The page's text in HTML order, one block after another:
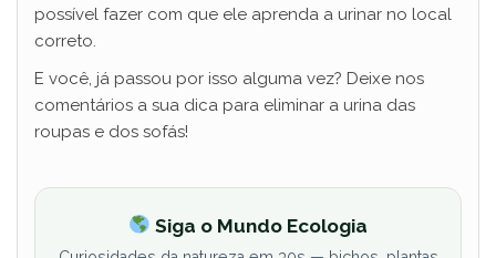
possível fazer com que ele aprenda a urinar no local
correto.
E você, já passou por isso alguma vez? Deixe nos
comentários a sua dica para eliminar a urina das
roupas e dos sofás!
Siga o Mundo Ecologia